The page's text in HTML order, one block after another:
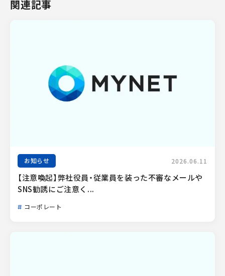
関連記事
お知らせ 2026.06.11
【注意喚起】弊社役員・従業員を装った不審なメールや
SNS勧誘にご注意く...
コーポレート